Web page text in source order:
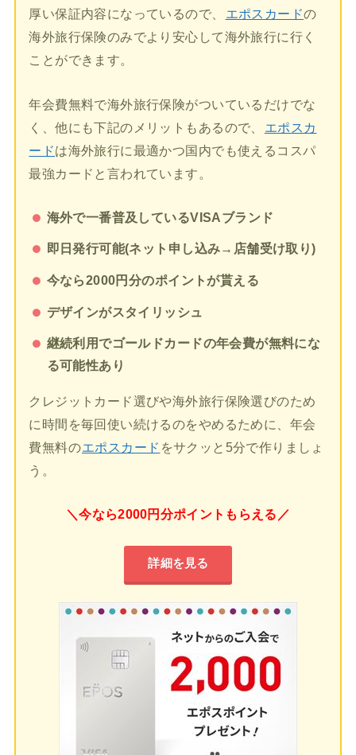
厚い保証内容になっているので、 エポスカードの
海外旅行保険のみでより安心して海外旅行に行く
ことができます。
年会費無料で海外旅行保険がついているだけでな
く、他にも下記のメリットもあるので、
エポスカ
ードは海外旅行に最適かつ国内でも使えるコスパ
最強カードと言われています。
海外で一番普及しているVISAブランド
即日発行可能(ネット申し込み→店舗受け取り)
今なら2000円分のポイントが貰える
デザインがスタイリッシュ
継続利用でゴールドカードの年会費が無料にな
る可能性あり
クレジットカード選びや海外旅行保険選びのため
に時間を毎回使い続けるのをやめるために、年会
費無料のエポスカード をサクッと5分で作りましょ
う。
＼今なら2000円分ポイントもらえる／
詳細を見る